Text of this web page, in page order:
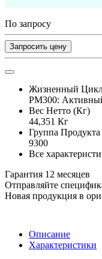
По запросу
Запросить цену
Жизненный
PM300:
Вес Нетто (Кг)
44,351 Кг
Группа Продукта
9300
Все
Гарантия 12 месяцев
Отправляйте
Новая продукция в
Описание
Характеристики